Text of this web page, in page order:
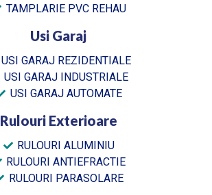
TAMPLARIE PVC REHAU
Usi Garaj
USI GARAJ REZIDENTIALE
USI GARAJ INDUSTRIALE
USI GARAJ AUTOMATE
Rulouri Exterioare
RULOURI ALUMINIU
RULOURI ANTIEFRACTIE
RULOURI PARASOLARE